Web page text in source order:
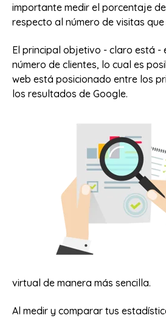
importante medir el porcentaje
respecto al número de visitas que
El principal objetivo - claro está -
número de clientes, lo cual es
web está posicionado entre los
los resultados de Google.
virtual de manera más sencilla.
Al medir y comparar tus